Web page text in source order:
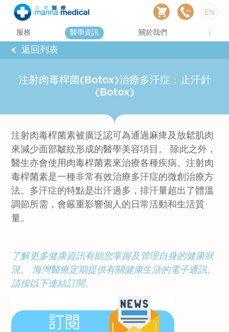
EN
服務 醫學資訊 關於我們
返回列表
注射肉毒桿菌(Botox)治療多汗症：止汗針
(Botox)
注射肉毒桿菌素被廣泛認可為通過麻痺及放鬆肌肉
來減少面部皺紋形成的醫學美容項目。 除此之外，
醫生亦會使用肉毒桿菌素來治療各種疾病。注射肉
毒桿菌素是一種非常有效治療多汗症的微創治療方
法。多汗症的特點是出汗過多，排汗量超出了體溫
調節所需，會嚴重影響個人的日常活動和生活質
量。
了解更多健康資訊有助您掌握及管理自身的健康狀
況。 海灣醫療定期提供有關健康生活的電子通訊。
請按以下連結訂閱。